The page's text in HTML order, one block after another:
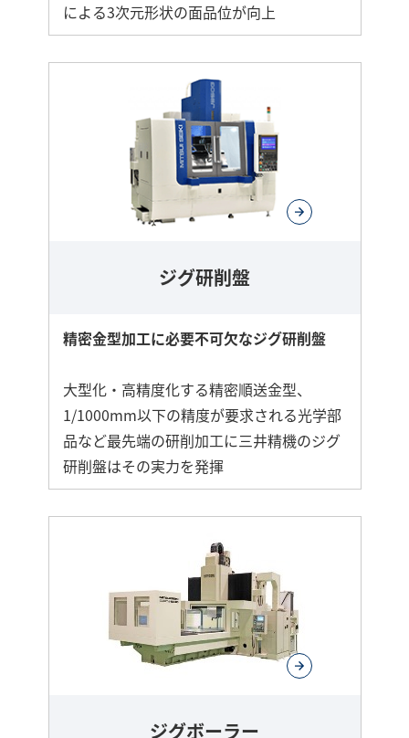
による3次元形状の面品位が向上
ジグ研削盤
精密金型加工に必要不可欠なジグ研削盤
大型化・高精度化する精密順送金型、
1/1000mm以下の精度が要求される光学部
品など最先端の研削加工に三井精機のジグ
研削盤はその実力を発揮
ジグボーラー